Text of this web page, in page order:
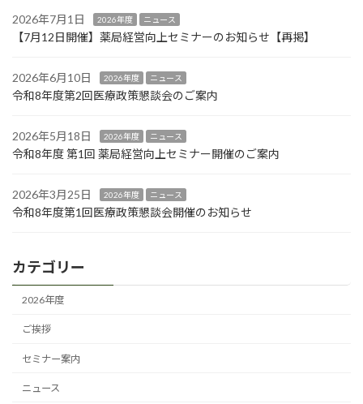
2026年7月1日 2026年度 ニュース
【7月12日開催】薬局経営向上セミナーのお知らせ【再掲】
2026年6月10日 2026年度 ニュース
令和8年度第2回医療政策懇談会のご案内
2026年5月18日 2026年度 ニュース
令和8年度 第1回 薬局経営向上セミナー開催のご案内
2026年3月25日 2026年度 ニュース
令和8年度第1回医療政策懇談会開催のお知らせ
カテゴリー
2026年度
ご挨拶
セミナー案内
ニュース